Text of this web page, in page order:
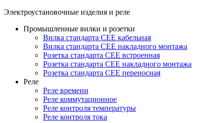
Электроустановочные изделия и реле
Промышленные вилки и розетки
Вилка стандарта CEE кабельная
Вилка стандарта CEE накладного монтажа
Розетка стандарта CEE встроенная
Розетка стандарта СЕЕ накладного монтажа
Розетка стандарта СЕЕ переносная
Реле
Реле времени
Реле коммутационное
Реле контроля температуры
Реле контроля тока